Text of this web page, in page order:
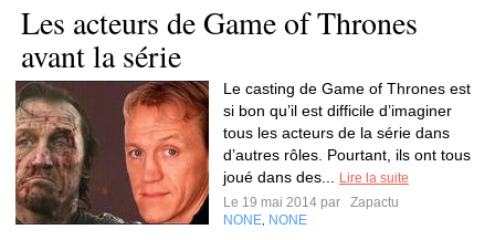
Les acteurs de Game of Thrones
avant la série
Le casting de Game of Thrones est
si bon qu’il est difficile d’imaginer
tous les acteurs de la série dans
d’autres rôles. Pourtant, ils ont tous
joué dans des...
Lire la suite
Le 19 mai 2014 par
Zapactu
NONE NONE